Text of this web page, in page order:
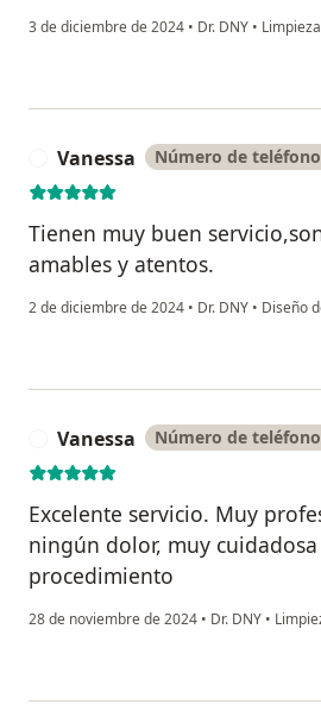
3 de diciembre de 2024 • Dr. DNY •
Vanessa Número de
Tienen muy buen
amables y atentos.
2 de diciembre de 2024 • Dr. DNY • Diseño
Vanessa Número de
Excelente servicio. Muy
ningún dolor, muy
procedimiento
28 de noviembre de 2024 • Dr. DNY •